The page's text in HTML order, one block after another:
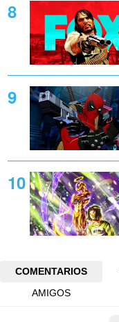
COMENTARIOS
AMIGOS